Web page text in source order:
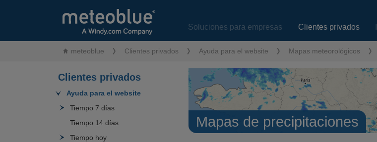
Soluciones para empresas Clientes privados
meteoblue Clientes privados Ayuda para el website Mapas meteorológicos
Clientes privados
Ayuda para el website
Tiempo 7 días
Tiempo 14 días
Tiempo hoy
Mapas de precipitaciones